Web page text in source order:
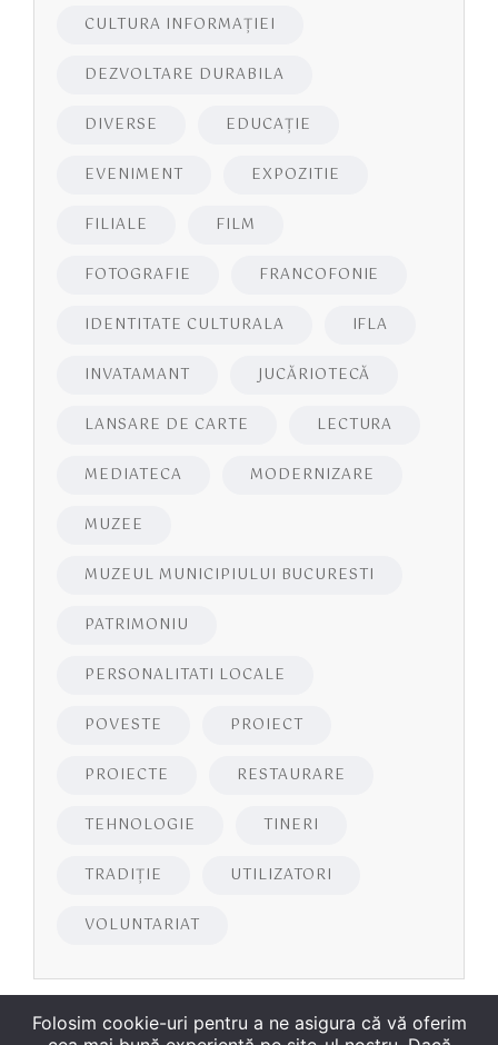
CULTURA INFORMAŢIEI
DEZVOLTARE DURABILA
DIVERSE EDUCAŢIE
EVENIMENT EXPOZITIE
FILIALE FILM
FOTOGRAFIE FRANCOFONIE
IDENTITATE CULTURALA IFLA
INVATAMANT JUCĂRIOTECĂ
LANSARE DE CARTE LECTURA
MEDIATECA MODERNIZARE
MUZEE
MUZEUL MUNICIPIULUI BUCURESTI
PATRIMONIU
PERSONALITATI LOCALE
POVESTE PROIECT
PROIECTE RESTAURARE
TEHNOLOGIE TINERI
TRADIȚIE UTILIZATORI
VOLUNTARIAT
Folosim cookie-uri pentru a ne asigura că vă oferim